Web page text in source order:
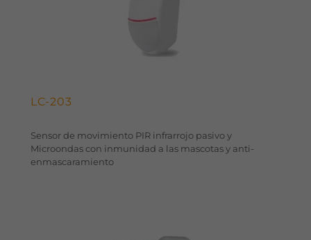
LC-203
Sensor de movimiento PIR infrarrojo pasivo y
Microondas con inmunidad a las mascotas y anti-
enmascaramiento